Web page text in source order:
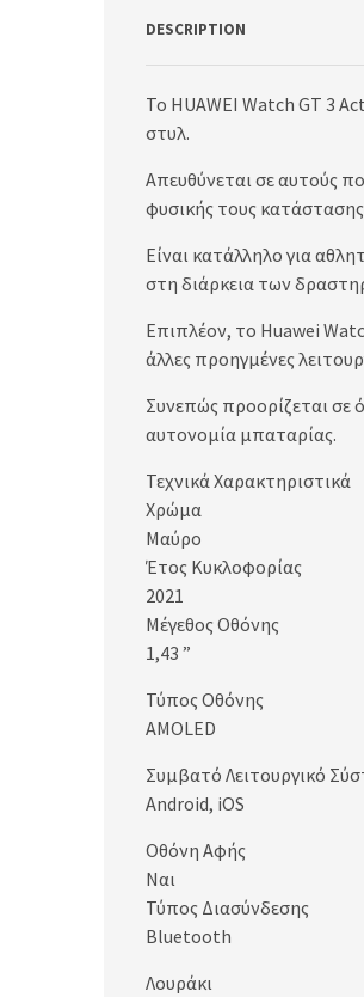
DESCRIPTION
Το HUAWEI Watch GT 3
στυλ.
Απευθύνεται σε αυτούς
φυσικής τους
Είναι κατάλληλο για
στη διάρκεια των
Επιπλέον, το Huawei
άλλες προηγμένες
Συνεπώς προορίζεται σε
αυτονομία μπαταρίας.
Τεχνικά Χαρακτηριστικά
Χρώμα
Μαύρο
Έτος Κυκλοφορίας
2021
Μέγεθος Οθόνης
1,43 ”
Τύπος Οθόνης
AMOLED
Συμβατό Λειτουργικό
Android, iOS
Οθόνη Αφής
Ναι
Τύπος Διασύνδεσης
Bluetooth
Λουράκι